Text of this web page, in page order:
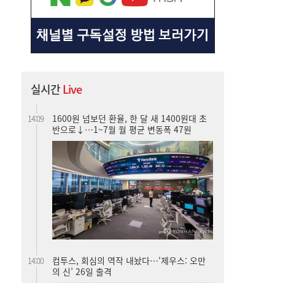
실시간Live
반으로↓…1~7월 월 평균 변동폭 47원
의 신’ 26일 출격